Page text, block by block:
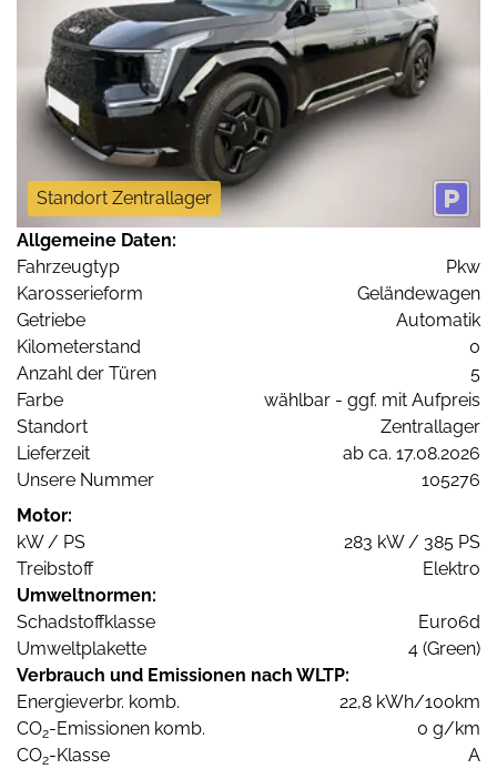
Standort Zentrallager
Allgemeine Daten:
Fahrzeugtyp
Pkw
Karosserieform
Geländewagen
Getriebe
Automatik
Kilometerstand
0
Anzahl der Türen
5
Farbe
wählbar - ggf. mit Aufpreis
Standort
Zentrallager
Lieferzeit
ab ca. 17.08.2026
Unsere Nummer
105276
Motor:
kW / PS
283 kW / 385 PS
Treibstoff
Elektro
Umweltnormen:
Schadstoffklasse
Euro6d
Umweltplakette
4 (Green)
Verbrauch und Emissionen nach WLTP:
Energieverbr. komb.
22,8 kWh/100km
CO2-Emissionen komb.
0 g/km
CO2-Klasse A